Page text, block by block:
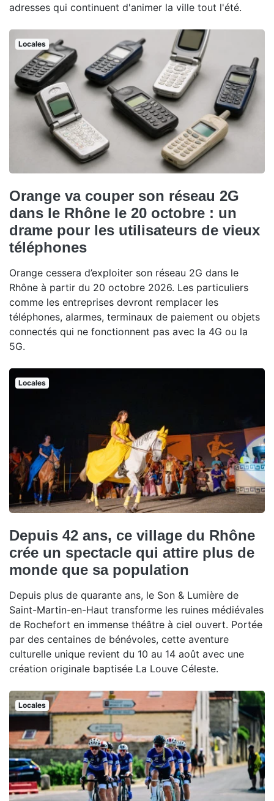
adresses qui continuent d'animer la ville tout l'été.
Locales
Orange va couper son réseau 2G
dans le Rhône le 20 octobre : un
drame pour les utilisateurs de vieux
téléphones
Orange cessera d’exploiter son réseau 2G dans le
Rhône à partir du 20 octobre 2026. Les particuliers
comme les entreprises devront remplacer les
téléphones, alarmes, terminaux de paiement ou objets
connectés qui ne fonctionnent pas avec la 4G ou la
5G.
Locales
Depuis 42 ans, ce village du Rhône
crée un spectacle qui attire plus de
monde que sa population
Depuis plus de quarante ans, le Son & Lumière de
Saint-Martin-en-Haut transforme les ruines médiévales
de Rochefort en immense théâtre à ciel ouvert. Portée
par des centaines de bénévoles, cette aventure
culturelle unique revient du 10 au 14 août avec une
création originale baptisée La Louve Céleste.
Locales